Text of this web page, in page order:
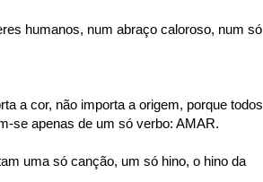
humanos, num abraço caloroso, num só
a cor, não importa a origem, porque todos
se apenas de um só verbo: AMAR.
uma só canção, um só hino, o hino da